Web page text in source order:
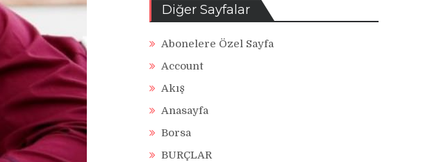
Diğer Sayfalar
Abonelere Özel Sayfa
Account
Akış
Anasayfa
Borsa
BURÇLAR